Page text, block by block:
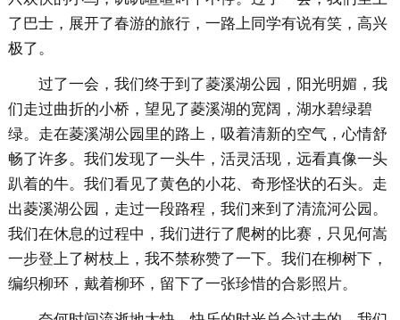
了巴士，展开了春游的旅行，一路上同学有说有笑，高兴
极了。
过了一会，我们终于到了菱溪湖公园，阳光明媚，我
们走过曲折的小桥，望见了菱溪湖的宽阔，湖水碧绿碧
绿。走在菱溪湖公园里的路上，吸着清新的空气，心情舒
畅了许多。我们发现了一头牛，活灵活现，远看真像一头
趴着的牛。我们看见了黄色的小花、奇形怪状的石头。走
出菱溪湖公园，走过一段路程，我们来到了清流河公园。
我们在休息的过程中，我们进行了爬树的比赛，只见何嵩
一步登上了树枝上，我不禁称赞了一下。我们在柳树下，
编织柳环，戴着柳环，留下了一张珍惜的合影照片。